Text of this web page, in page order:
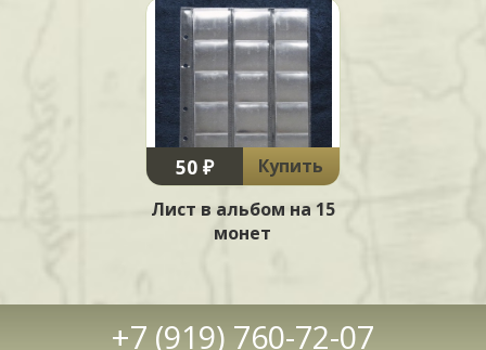
50 ₽
Купить
Лист в альбом на 15
монет
+7 (919) 760-72-07